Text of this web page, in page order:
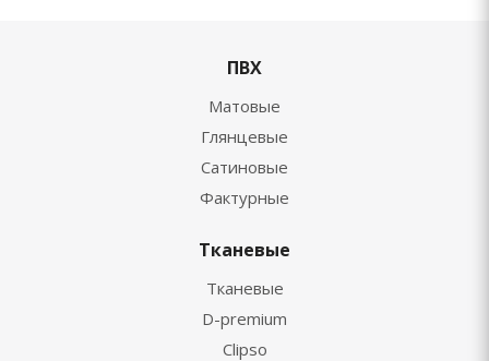
ПВХ
Матовые
Глянцевые
Сатиновые
Фактурные
Тканевые
Тканевые
D-premium
Clipso